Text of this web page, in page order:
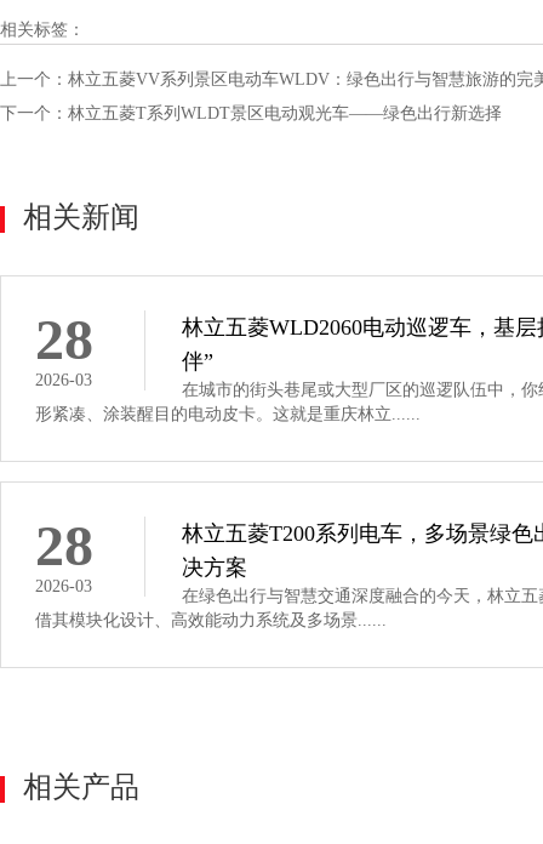
相关标签：
上一个： 林立五菱VV系列景区电动车WLDV：绿色出行与智慧旅游的完
下一个： 林立五菱T系列WLDT景区电动观光车——绿色出行新选择
相关新闻
28
2026-03
林立五菱WLD2060电动巡逻车，基
伴”
在城市的街头巷尾或大型厂区的巡逻队伍中，
形紧凑、涂装醒目的电动皮卡。这就是重庆林立......
28
2026-03
林立五菱T200系列电车，多场景绿色
决方案
在绿色出行与智慧交通深度融合的今天，林立五
借其模块化设计、高效能动力系统及多场景......
相关产品